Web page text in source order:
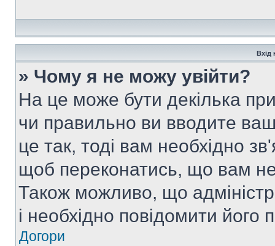
Вхід
» Чому я не можу увійти?
На це може бути декілька
чи правильно ви вводите
це так, тоді вам необхідно
щоб переконатись, що вам
Також можливо, що
і необхідно повідомити
Догори